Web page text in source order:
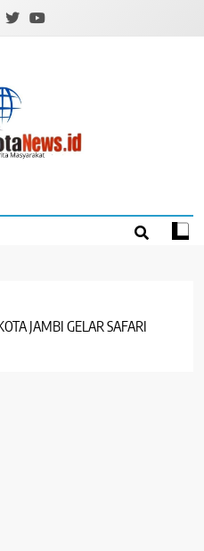
JAMBI GELAR SAFARI